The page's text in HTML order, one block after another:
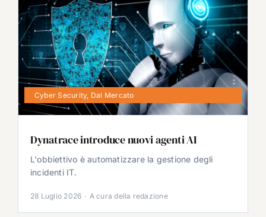
Cyber Security, Dal Mercato
Dynatrace introduce nuovi agenti AI
L'obbiettivo è automatizzare la gestione degli
incidenti IT.
28 Luglio 2026 · A cura della redazione